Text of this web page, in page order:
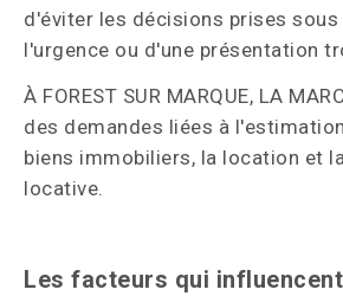
d'éviter les décisions prises
l'urgence ou d'une présentation
À FOREST SUR MARQUE, LA
des demandes liées à
biens immobiliers, la location et
locative.
Les facteurs qui